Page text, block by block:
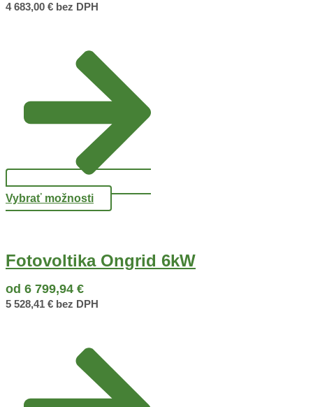
4 683,00 € bez DPH
Vybrať možnosti
Fotovoltika Ongrid 6kW
od 6 799,94 €
5 528,41 € bez DPH